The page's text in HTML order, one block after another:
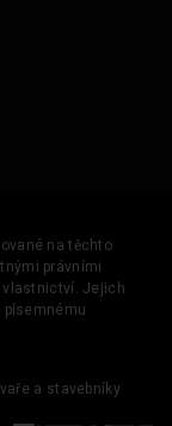
na těchto
právními
vlastnictví. Jejich
písemnému
a stavebníky